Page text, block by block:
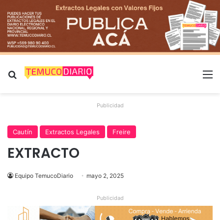
Buscar por
Publicidad
Cautín Extractos Legales Freire
EXTRACTO
Equipo TemucoDiario mayo 2, 2025
Publicidad